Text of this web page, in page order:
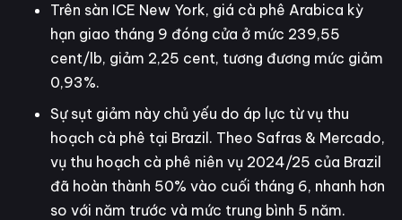
Trên sàn ICE New York, giá cà phê Arabica kỳ
hạn giao tháng 9 đóng cửa ở mức 239,55
cent/lb, giảm 2,25 cent, tương đương mức giảm
0,93%.
Sự sụt giảm này chủ yếu do áp lực từ vụ thu
hoạch cà phê tại Brazil. Theo Safras & Mercado,
vụ thu hoạch cà phê niên vụ 2024/25 của Brazil
đã hoàn thành 50% vào cuối tháng 6, nhanh hơn
so với năm trước và mức trung bình 5 năm​.